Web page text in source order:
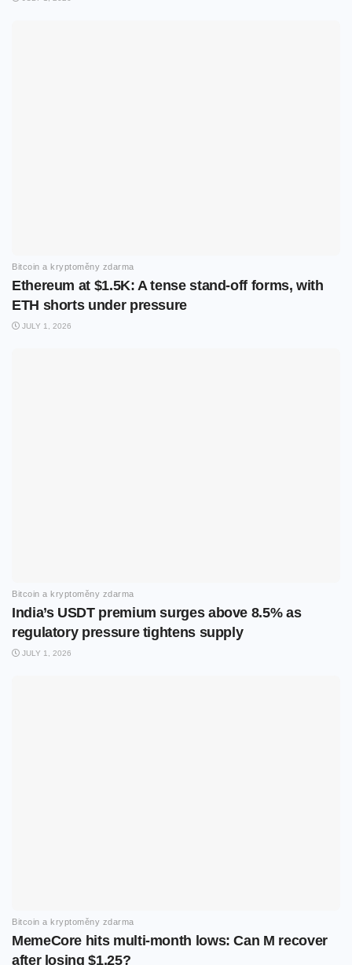
Bitcoin a kryptoměny zdarma
Ethereum at $1.5K: A tense stand-off forms, with
ETH shorts under pressure
JULY 1, 2026
Bitcoin a kryptoměny zdarma
India’s USDT premium surges above 8.5% as
regulatory pressure tightens supply
JULY 1, 2026
Bitcoin a kryptoměny zdarma
MemeCore hits multi-month lows: Can M recover
after losing $1.25?